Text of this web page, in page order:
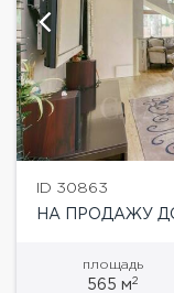
ID 30863
НА ПРОДАЖУ
площадь
565 м2